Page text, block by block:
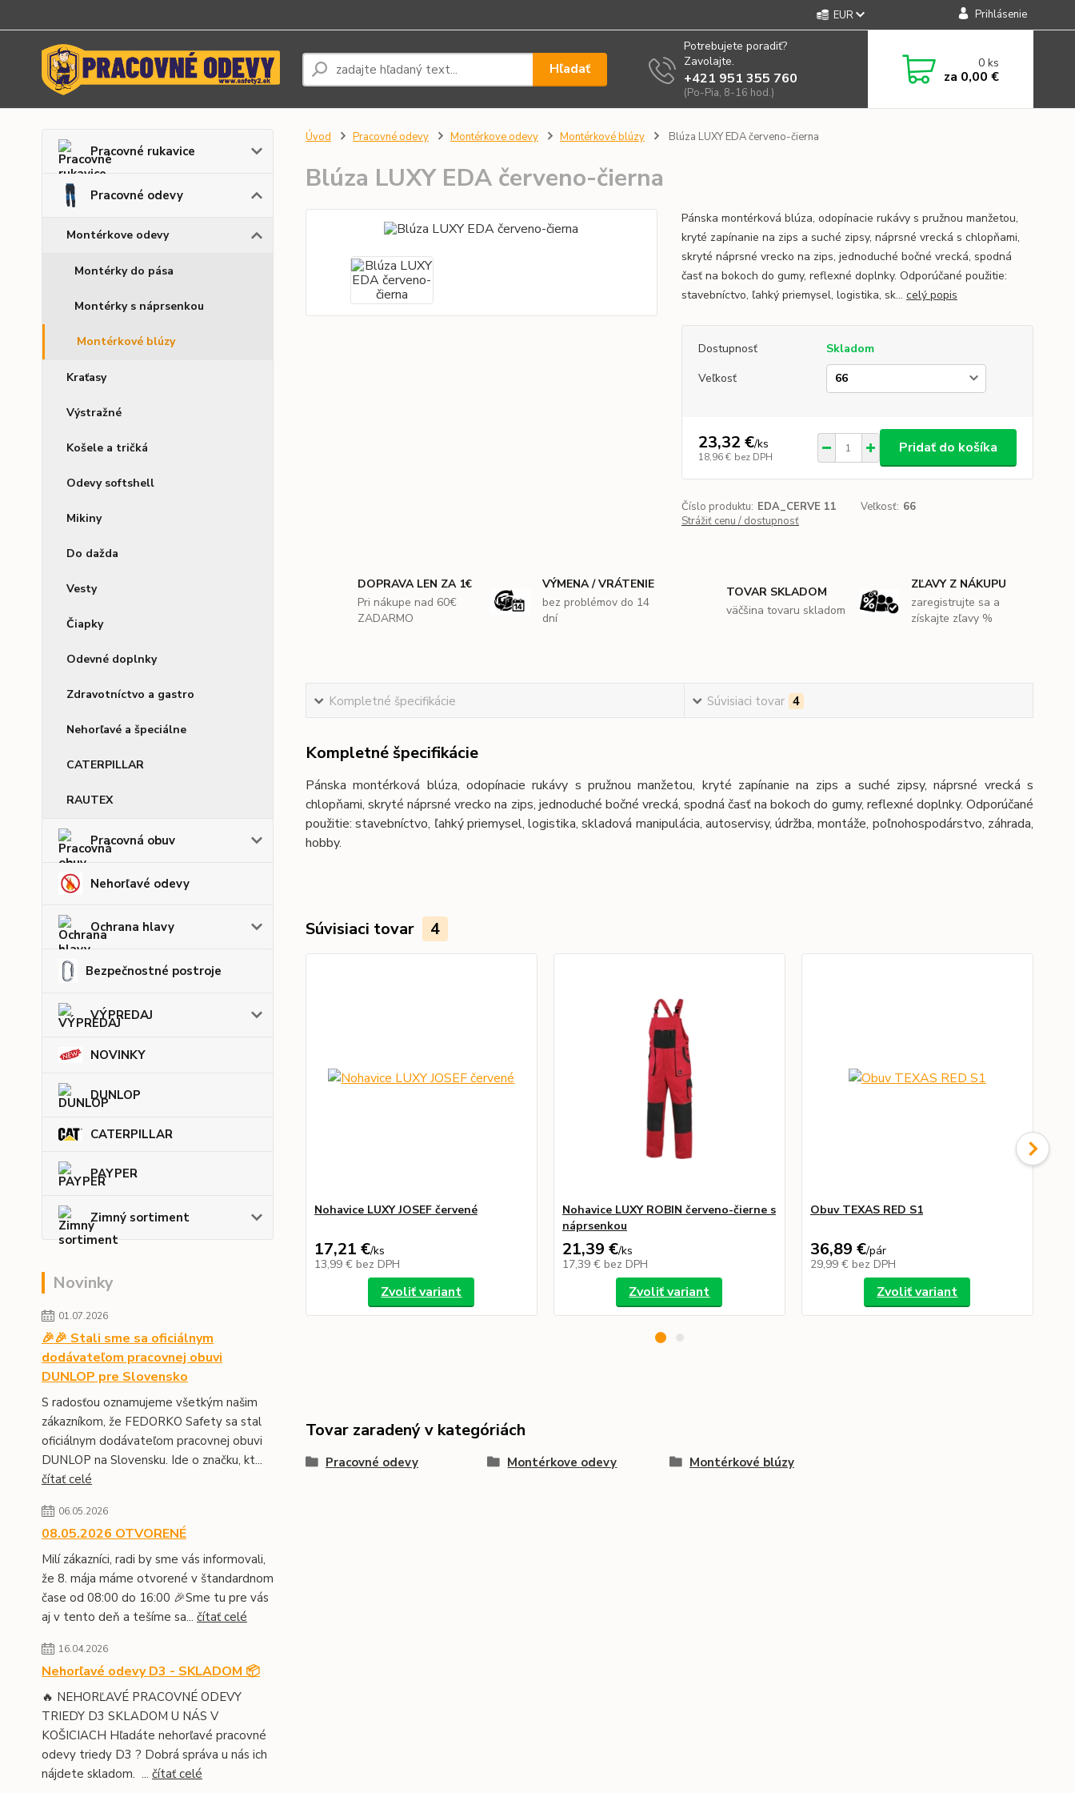
EUR Prihlásenie
Hľadať
Potrebujete poradiť?
Zavolajte.
+421 951 355 760
(Po-Pia, 8-16 hod.)
0ks
za 0,00 €
Pracovné rukavice
Pracovné odevy
Montérkove odevy
Montérky do pása
Montérky s náprsenkou
Montérkové blúzy
Kraťasy
Výstražné
Košele a tričká
Odevy softshell
Mikiny
Do dažda
Vesty
Čiapky
Odevné doplnky
Zdravotníctvo a gastro
Nehorľavé a špeciálne
CATERPILLAR
RAUTEX
Pracovná obuv
Nehorľavé odevy
Ochrana hlavy
Bezpečnostné postroje
VÝPREDAJ
NOVINKY
DUNLOP
CATERPILLAR
PAYPER
Zimný sortiment
Novinky
01.07.2026
🎉🎉 Stali sme sa oficiálnym
dodávateľom pracovnej obuvi
DUNLOP pre Slovensko
S radosťou oznamujeme všetkým našim
zákazníkom, že FEDORKO Safety sa stal
oficiálnym dodávateľom pracovnej obuvi
DUNLOP na Slovensku. Ide o značku, kt...
čítať celé
06.05.2026
08.05.2026 OTVORENÉ
Milí zákazníci, radi by sme vás informovali,
že 8. mája máme otvorené v štandardnom
čase od 08:00 do 16:00 🎉Sme tu pre vás
aj v tento deň a tešíme sa... čítať celé
16.04.2026
Nehorľavé odevy D3 - SKLADOM 📦
🔥 NEHORĽAVÉ PRACOVNÉ ODEVY
TRIEDY D3 SKLADOM U NÁS V
KOŠICIACH Hľadáte nehorľavé pracovné
odevy triedy D3 ? Dobrá správa u nás ich
nájdete skladom. ... čítať celé
Úvod Pracovné odevy Montérkove odevy Montérkové blúzy Blúza LUXY EDA červeno-čierna
Blúza LUXY EDA červeno-čierna
Pánska montérková blúza, odopínacie rukávy s pružnou manžetou,
kryté zapínanie na zips a suché zipsy, náprsné vrecká s chlopňami,
skryté náprsné vrecko na zips, jednoduché bočné vrecká, spodná
časť na bokoch do gumy, reflexné doplnky. Odporúčané použitie:
stavebníctvo, ľahký priemysel, logistika, sk... celý popis
Dostupnosť
Skladom
Veľkosť
23,32 €/ks
18,96 € bez DPH
Pridať do košíka
Číslo produktu: EDA_CERVE 11 Veľkosť: 66
Strážiť cenu / dostupnosť
DOPRAVA LEN ZA 1€
Pri nákupe nad 60€
ZADARMO
VÝMENA / VRÁTENIE
bez problémov do 14
dní
TOVAR SKLADOM
väčšina tovaru skladom
ZĽAVY Z NÁKUPU
zaregistrujte sa a
získajte zľavy %
Kompletné špecifikácie Súvisiaci tovar 4
Kompletné špecifikácie
Pánska montérková blúza, odopínacie rukávy s pružnou manžetou, kryté zapínanie na zips a suché zipsy, náprsné vrecká s
chlopňami, skryté náprsné vrecko na zips, jednoduché bočné vrecká, spodná časť na bokoch do gumy, reflexné doplnky. Odporúčané
použitie: stavebníctvo, ľahký priemysel, logistika, skladová manipulácia, autoservisy, údržba, montáže, poľnohospodárstvo, záhrada,
hobby.
Súvisiaci tovar 4
Nohavice LUXY JOSEF červené
17,21 €/ks
13,99 € bez DPH
Zvoliť variant
Nohavice LUXY ROBIN červeno-čierne s
náprsenkou
21,39 €/ks
17,39 € bez DPH
Zvoliť variant
Obuv TEXAS RED S1
36,89 €/pár
29,99 € bez DPH
Zvoliť variant
Tovar zaradený v kategóriách
Pracovné odevy Montérkove odevy Montérkové blúzy